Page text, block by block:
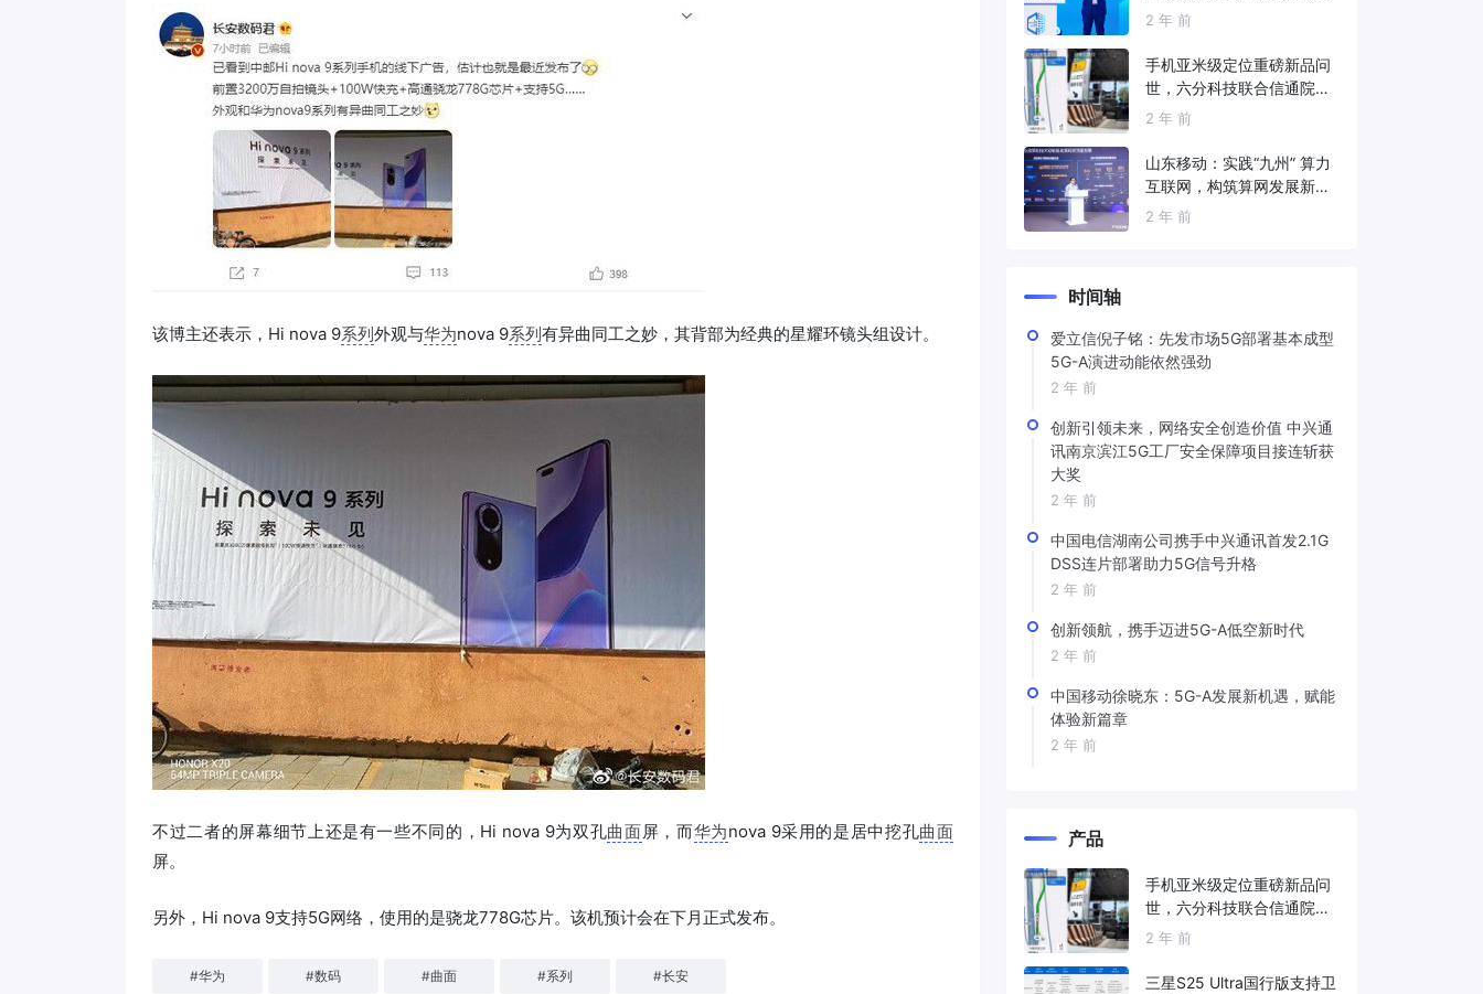
该博主还表示，Hi nova 9系列外观与华为nova 9系列有异曲同工之妙，其背部为经典的星耀环镜头组设计。
不过二者的屏幕细节上还是有一些不同的，Hi nova 9为双孔曲面屏，而华为nova 9采用的是居中挖孔曲面
屏。
另外，Hi nova 9支持5G网络，使用的是骁龙778G芯片。该机预计会在下月正式发布。
#华为 #数码 #曲面 #系列 #长安
性的智能时代
2 年 前
手机亚米级定位重磅新品问
世，六分科技联合信通院发
布免费服务
2 年 前
山东移动：实践“九州” 算力
互联网，构筑算网发展新底
座
2 年 前
时间轴
爱立信倪子铭：先发市场5G部署基本成型
5G-A演进动能依然强劲
2 年 前
创新引领未来，网络安全创造价值 中兴通
讯南京滨江5G工厂安全保障项目接连斩获
大奖
2 年 前
中国电信湖南公司携手中兴通讯首发2.1G
DSS连片部署助力5G信号升格
2 年 前
创新领航，携手迈进5G-A低空新时代
2 年 前
中国移动徐晓东：5G-A发展新机遇，赋能
体验新篇章
2 年 前
产品
手机亚米级定位重磅新品问
世，六分科技联合信通院发
布免费服务
2 年 前
三星S25 Ultra国行版支持卫